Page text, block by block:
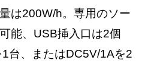
は200W/h。専用のソー
能、USB挿入口は2個
台、またはDC5V/1Aを2